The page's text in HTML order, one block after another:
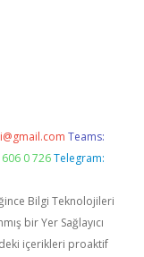
Teams:
0 726 Telegram:
Bilgi Teknolojileri
bir Yer Sağlayıcı
içerikleri proaktif